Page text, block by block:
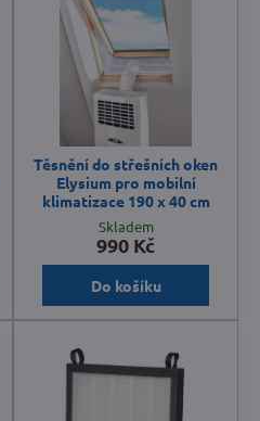
Těsnění do střešních oken
Elysium pro mobilní
klimatizace 190 x 40 cm
Skladem
990 Kč
Do košíku